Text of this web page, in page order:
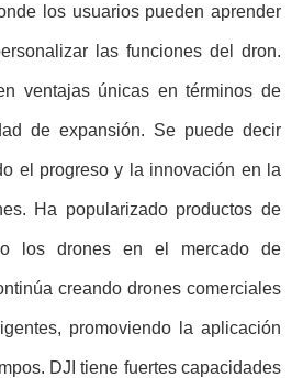
los usuarios pueden aprender
las funciones del dron.
ventajas únicas en términos de
de expansión. Se puede decir
el progreso y la innovación en la
Ha popularizado productos de
los drones en el mercado de
creando drones comerciales
promoviendo la aplicación
DJI tiene fuertes capacidades